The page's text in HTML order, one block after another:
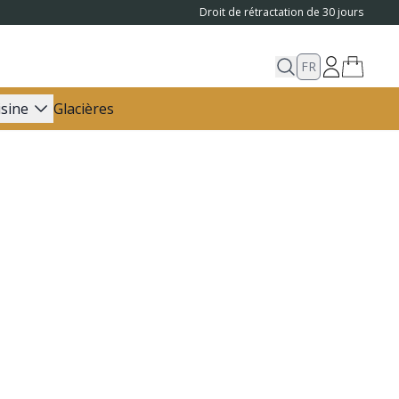
Droit de rétractation de 30 jours
FR
Glacières